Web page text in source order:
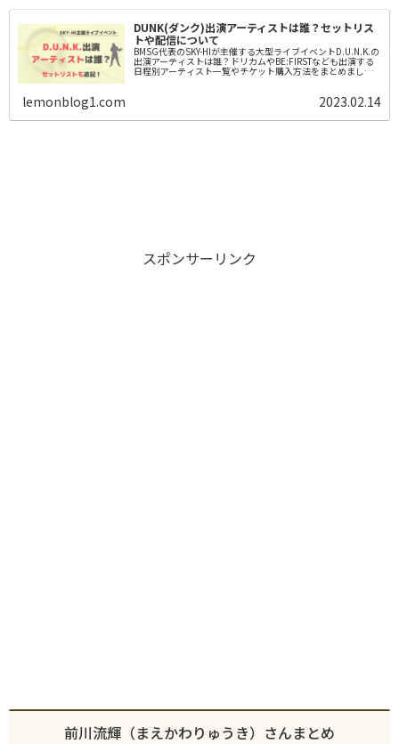
DUNK(ダンク)出演アーティストは誰？セットリス
トや配信について
BMSG代表のSKY-HIが主催する大型ライブイベントD.U.N.K.の
出演アーティストは誰？ドリカムやBE:FIRSTなども出演する
日程別アーティスト一覧やチケット購入方法をまとめまし
た！追加予想やMAZZEL出演についての個人的見解も！
lemonblog1.com 2023.02.14
スポンサーリンク
前川流輝（まえかわりゅうき）さんまとめ